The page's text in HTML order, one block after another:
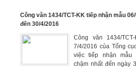
Công văn 1434/TCT-KK tiếp nhận mẫu 06/
đến 30/4/2016
Công văn 1434/
7/4/2016 của Tổng
việc tiếp nhận mẫu
chậm nhất đến ngày